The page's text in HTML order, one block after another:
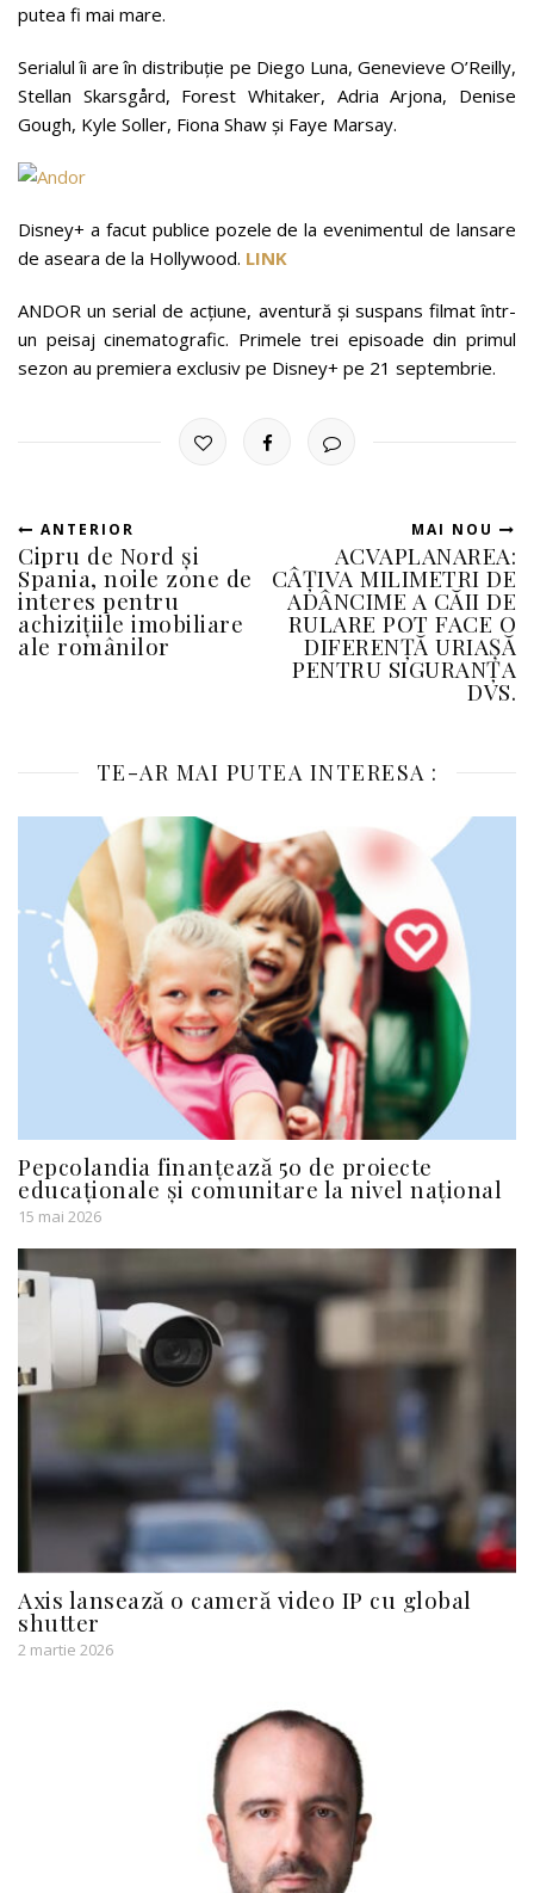
putea fi mai mare.
Serialul îi are în distribuție pe Diego Luna, Genevieve O’Reilly,
Stellan Skarsgård, Forest Whitaker, Adria Arjona, Denise
Gough, Kyle Soller, Fiona Shaw și Faye Marsay.
Disney+ a facut publice pozele de la evenimentul de lansare
de aseara de la Hollywood. LINK
ANDOR un serial de acțiune, aventură și suspans filmat într-
un peisaj cinematografic. Primele trei episoade din primul
sezon au premiera exclusiv pe Disney+ pe 21 septembrie.
ANTERIOR
Cipru de Nord și
Spania, noile zone de
interes pentru
achizițiile imobiliare
ale românilor
MAI NOU
ACVAPLANAREA:
CÂŢIVA MILIMETRI DE
ADÂNCIME A CĂII DE
RULARE POT FACE O
DIFERENŢĂ URIAŞĂ
PENTRU SIGURANŢA
DVS.
TE-AR MAI PUTEA INTERESA :
Pepcolandia finanțează 50 de proiecte
educaționale și comunitare la nivel național
15 mai 2026
Axis lansează o cameră video IP cu global
shutter
2 martie 2026